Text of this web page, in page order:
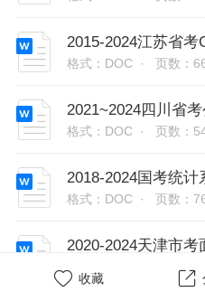
格式：DOC · 页数：
格式：DOC · 页数：
格式：DOC · 页数：
页数：
 收藏 